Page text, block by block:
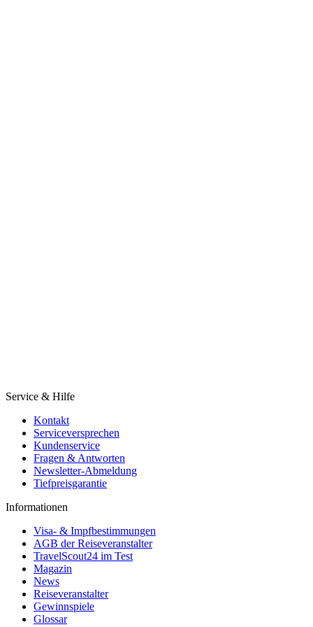
Service & Hilfe
Kontakt
Serviceversprechen
Kundenservice
Fragen & Antworten
Newsletter-Abmeldung
Tiefpreisgarantie
Informationen
Visa- & Impfbestimmungen
AGB der Reiseveranstalter
TravelScout24 im Test
Magazin
News
Reiseveranstalter
Gewinnspiele
Glossar